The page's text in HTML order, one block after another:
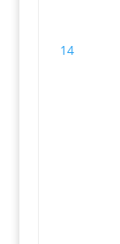
14